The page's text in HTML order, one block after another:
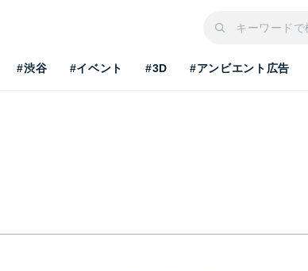
#渋谷 #イベント #3D #アンビエント広告